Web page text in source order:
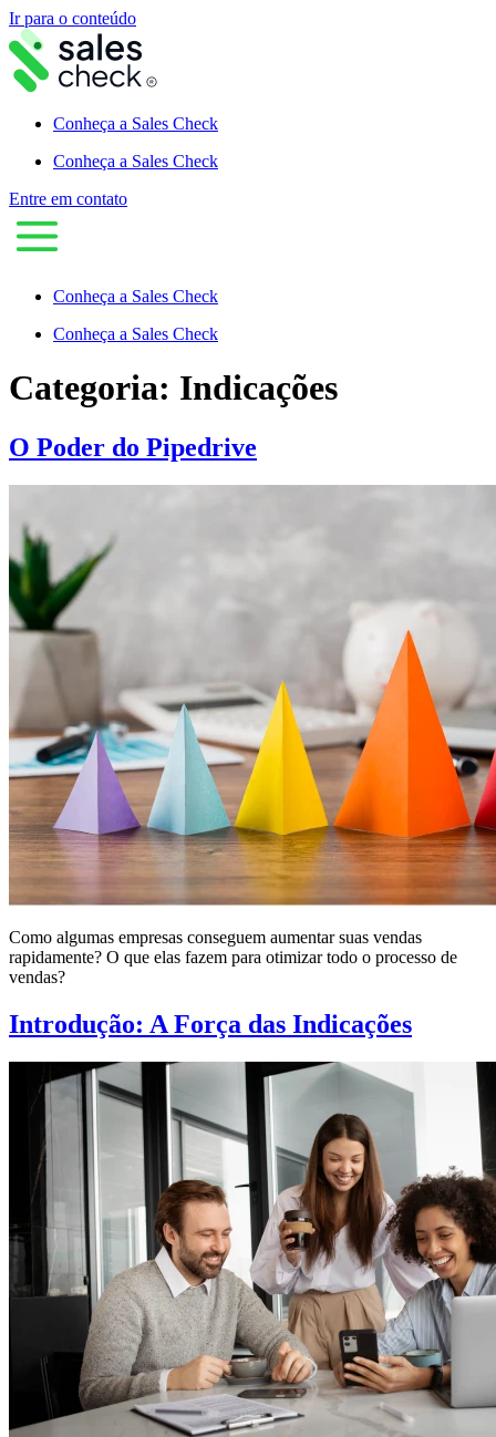
Ir para o conteúdo
Conheça a Sales Check
Conheça a Sales Check
Entre em contato
Conheça a Sales Check
Conheça a Sales Check
Categoria: Indicações
O Poder do Pipedrive
Como algumas empresas conseguem aumentar suas vendas
rapidamente? O que elas fazem para otimizar todo o processo de
vendas?
Introdução: A Força das Indicações